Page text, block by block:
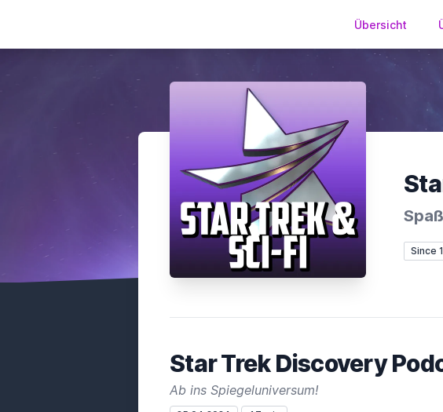
Übersicht
Since
Star Trek Discovery
Ab ins Spiegeluniversum!